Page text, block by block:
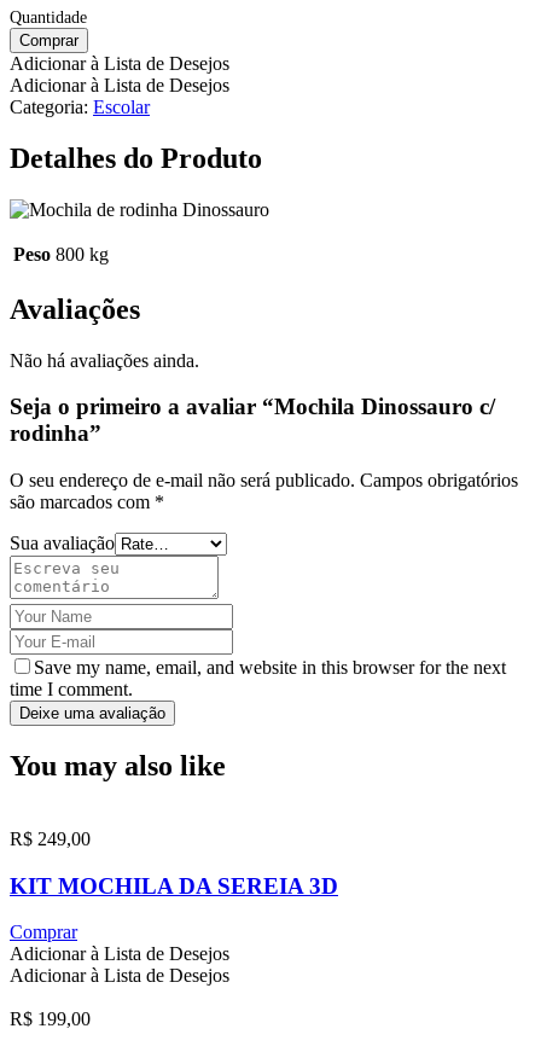
Comprar
Adicionar à Lista de Desejos
Adicionar à Lista de Desejos
Categoria: Escolar
Detalhes do Produto
Peso 800 kg
Avaliações
Não há avaliações ainda.
Seja o primeiro a avaliar “Mochila Dinossauro c/
rodinha”
O seu endereço de e-mail não será publicado. Campos obrigatórios
são marcados com *
Sua avaliação
Save my name, email, and website in this browser for the next
time I comment.
Deixe uma avaliação
You may also like
R$ 249,00
KIT MOCHILA DA SEREIA 3D
Comprar
Adicionar à Lista de Desejos
Adicionar à Lista de Desejos
R$ 199,00